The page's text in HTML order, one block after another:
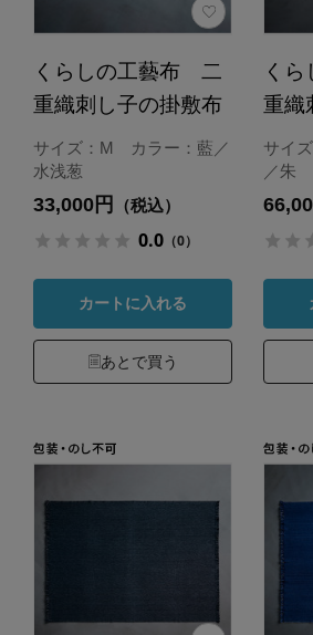
くらしの工藝布 二
重織刺し子の掛敷布
サイズ：M カラー：藍／
水浅葱
33,000円 （税込）
0.0（0）
カートに入れる
あとで買う
く
重織
サイ
／朱